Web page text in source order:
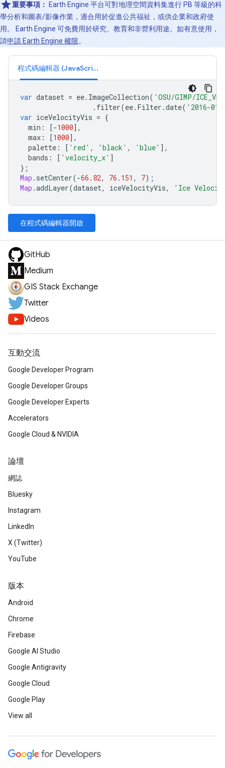
重要事項：
Earth Engine 平台可對地理空間資料集進行 PB 等級的科
學分析和圖表/影像作業，適合用於促進公共福祉，或供企業和政府使
用。 Earth Engine 可免費用於研究、教育和非營利用途。如有意使用，
請申請 Earth Engine 權限。
程式碼編輯器 (JavaScript)
var dataset = ee. ImageCollection( 'OSU/GIMP/
. filter(ee. Filter .date( '2016-
var iceVelocityVis = {
min : [-1000],
max : [1000],
palette : [ 'red' , 'black' , 'blue' ],
bands : [ 'velocity_x' ]
};
Map . setCenter(-66.82, 76.151 , 7);
Map .addLayer(dataset, iceVelocityVis, 'Ice
在程式碼編輯器開啟
GitHub
Medium
GIS Stack Exchange
Twitter
Videos
互動交流
Google Developer Program
Google Developer Groups
Google Developer Experts
Accelerators
Google Cloud & NVIDIA
論壇
網誌
Bluesky
Instagram
LinkedIn
X (Twitter)
YouTube
版本
Android
Chrome
Firebase
Google AI Studio
Google Antigravity
Google Cloud
Google Play
View all